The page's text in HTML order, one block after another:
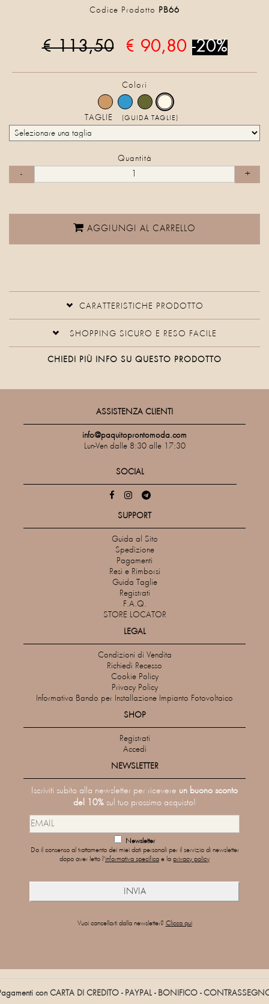
Codice Prodotto PB66
€ 113,50 € 90,80 -20%
Colori
TAGLIE (GUIDA TAGLIE)
Quantità
AGGIUNGI AL CARRELLO
CARATTERISTICHE PRODOTTO
SHOPPING SICURO E RESO FACILE
CHIEDI PIÙ INFO SU QUESTO PRODOTTO
ASSISTENZA CLIENTI
info@paquitoprontomoda.com
Lun-Ven dalle 8:30 alle 17:30
SOCIAL
SUPPORT
Guida al Sito
Spedizione
Pagamenti
Resi e Rimborsi
Guida Taglie
Registrati
F.A.Q.
STORE LOCATOR
LEGAL
Condizioni di Vendita
Richiedi Recesso
Cookie Policy
Privacy Policy
Informativa Bando per Installazione Impianto Fotovoltaico
SHOP
Registrati
Accedi
NEWSLETTER
Iscriviti subito alla newsletter per ricevere un buono sconto
del 10% sul tuo prossimo acquisto!
Newsletter
Do il consenso al trattamento dei miei dati personali per il servizio di newsletter
dopo aver letto l'informativa specifica e la privacy policy
Vuoi cancellarti dalla newsletter? Clicca qui
con CARTA DI CREDITO - PAYPAL - BONIFICO -